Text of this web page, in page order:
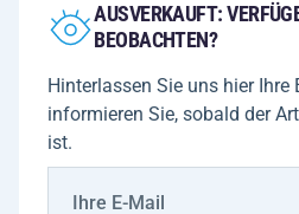
AUSVERKAUFT:
BEOBACHTEN?
Hinterlassen Sie uns hier Ihre
informieren Sie, sobald der
ist.